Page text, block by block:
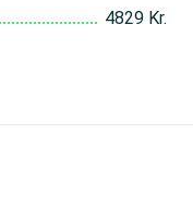
4829 Kr.